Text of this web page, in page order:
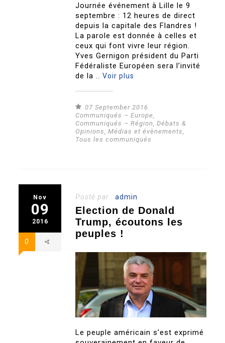
Journée événement à Lille le 9
septembre : 12 heures de direct
depuis la capitale des Flandres !
La parole est donnée à celles et
ceux qui font vivre leur région.
Yves Gernigon président du Parti
Fédéraliste Européen sera l’invité
de la ..Voir plus
07 September 2016
Communiqués – Europe
Communiqués – Région ,Débats &
Opinions ,Médias et évènements
Tous les communiqués
Nov
09
2016
0
Posté par :admin
Election de Donald
Trump, écoutons les
peuples !
Le peuple américain s’est exprimé